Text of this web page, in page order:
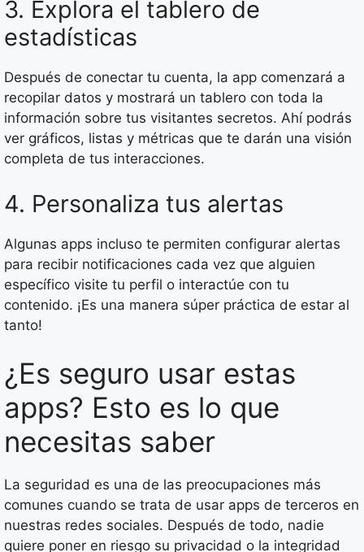
3. Explora el tablero de
estadísticas
Después de conectar tu cuenta, la app comenzará a
recopilar datos y mostrará un tablero con toda la
información sobre tus visitantes secretos. Ahí podrás
ver gráficos, listas y métricas que te darán una visión
completa de tus interacciones.
4. Personaliza tus alertas
Algunas apps incluso te permiten configurar alertas
para recibir notificaciones cada vez que alguien
específico visite tu perfil o interactúe con tu
contenido. ¡Es una manera súper práctica de estar al
tanto!
¿Es seguro usar estas
apps? Esto es lo que
necesitas saber
La seguridad es una de las preocupaciones más
comunes cuando se trata de usar apps de terceros en
nuestras redes sociales. Después de todo, nadie
quiere poner en riesgo su privacidad o la integridad